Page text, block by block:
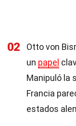
02
Otto von
un papel
Manipuló la
Francia
estados